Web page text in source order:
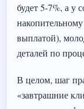
будет 5-7%, а у
выплатой),
деталей по
В целом, шаг
«завтрашние